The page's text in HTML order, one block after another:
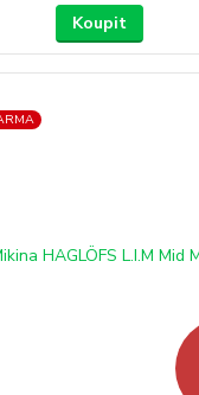
Koupit